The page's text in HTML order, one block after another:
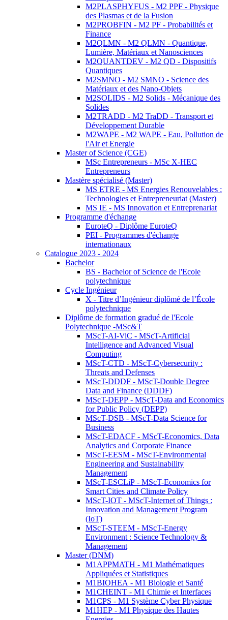
M2PLASPHYFUS - M2 PPF - Physique
des Plasmas et de la Fusion
M2PROBFIN - M2 PF - Probabilités et
Finance
M2QLMN - M2 QLMN - Quantique,
Lumière, Matériaux et Nanosciences
M2QUANTDEV - M2 QD - Dispositifs
Quantiques
M2SMNO - M2 SMNO - Science des
Matériaux et des Nano-Objets
M2SOLIDS - M2 Solids - Mécanique des
Solides
M2TRADD - M2 TraDD - Transport et
Développement Durable
M2WAPE - M2 WAPE - Eau, Pollution de
l'Air et Energie
Master of Science (CGE)
MSc Entrepreneurs - MSc X-HEC
Entrepreneurs
Mastère spécialisé (Master)
MS ETRE - MS Energies Renouvelables :
Technologies et Entrepreneuriat (Master)
MS IE - MS Innovation et Entreprenariat
Programme d'échange
EuroteQ - Diplôme EuroteQ
PEI - Programmes d'échange
internationaux
Catalogue 2023 - 2024
Bachelor
BS - Bachelor of Science de l'Ecole
polytechnique
Cycle Ingénieur
X - Titre d’Ingénieur diplômé de l’École
polytechnique
Diplôme de formation gradué de l'Ecole
Polytechnique -MSc&T
MScT-AI-ViC - MScT-Artificial
Intelligence and Advanced Visual
Computing
MScT-CTD - MScT-Cybersecurity :
Threats and Defenses
MScT-DDDF - MScT-Double Degree
Data and Finance (DDDF)
MScT-DEPP - MScT-Data and Economics
for Public Policy (DEPP)
MScT-DSB - MScT-Data Science for
Business
MScT-EDACF - MScT-Economics, Data
Analytics and Corporate Finance
MScT-EESM - MScT-Environmental
Engineering and Sustainability
Management
MScT-ESCLiP - MScT-Economics for
Smart Cities and Climate Policy
MScT-IOT - MScT-Internet of Things :
Innovation and Management Program
(IoT)
MScT-STEEM - MScT-Energy
Environment : Science Technology &
Management
Master (DNM)
M1APPMATH - M1 Mathématiques
Appliquées et Statistiques
M1BIOHEA - M1 Biologie et Santé
M1CHEINT - M1 Chimie et Interfaces
M1CPS - M1 Système Cyber Physique
M1HEP - M1 Physique des Hautes